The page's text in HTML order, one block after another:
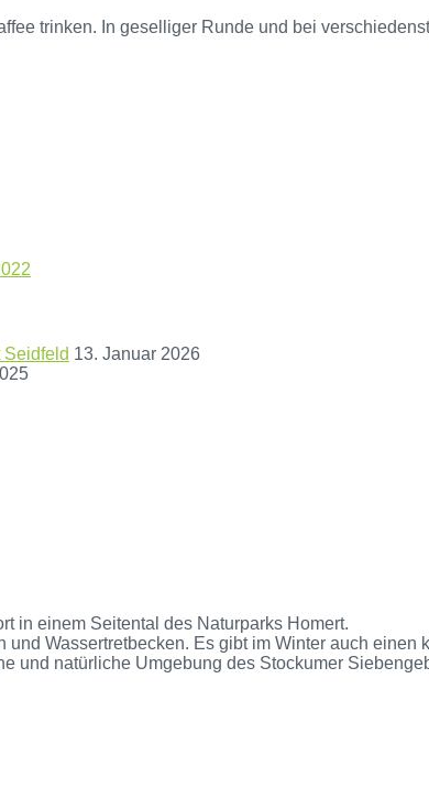
trinken. In geselliger Runde und bei
13. Januar 2026
in einem Seitental des Naturparks Homert.
und Wassertretbecken. Es gibt im Winter auch
und natürliche Umgebung des Stockumer